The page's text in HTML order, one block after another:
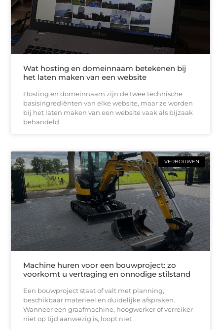
Wat hosting en domeinnaam betekenen bij
het laten maken van een website
Hosting en domeinnaam zijn de twee technische
basisingrediënten van elke website, maar ze worden
bij het laten maken van een website vaak als bijzaak
behandeld.
VERBOUWEN
Machine huren voor een bouwproject: zo
voorkomt u vertraging en onnodige stilstand
Een bouwproject staat of valt met planning,
beschikbaar materieel en duidelijke afspraken.
Wanneer een graafmachine, hoogwerker of verreiker
niet op tijd aanwezig is, loopt niet